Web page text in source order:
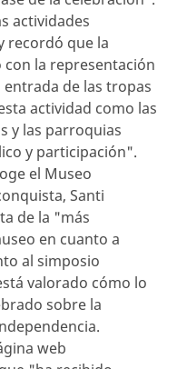
actividades
recordó que la
la representación
entrada de las tropas
actividad como las
y las parroquias
y participación".
el Museo
Santi
de la "más
en cuanto a
al simposio
valorado cómo lo
sobre la
web